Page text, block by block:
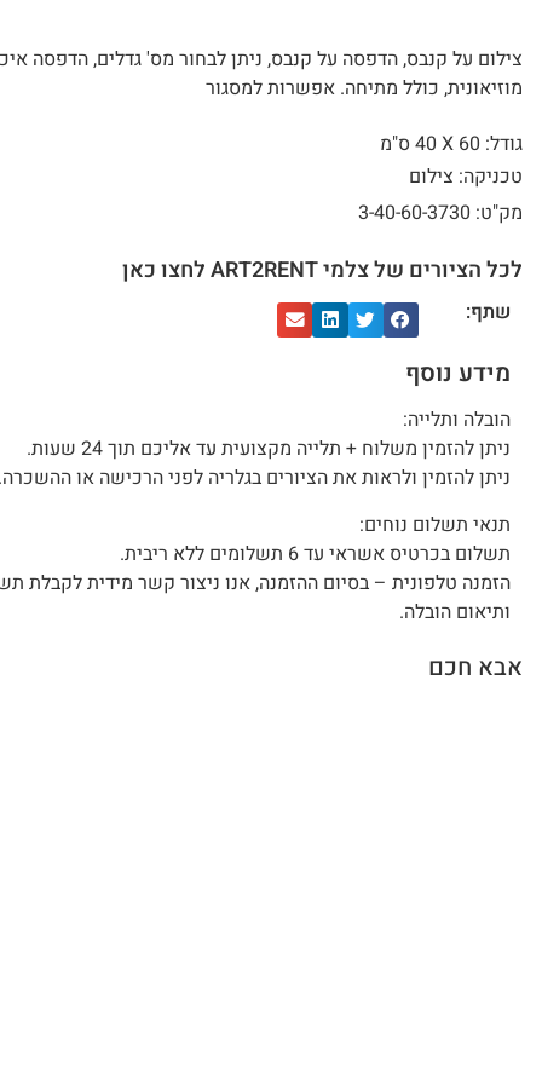
צילום על קנבס, הדפסה על קנבס, ניתן לבחור מס' גדלים, הדפסה
מוזיאונית, כולל מתיחה. אפשרות למסגור
גודל: 60 X
40 ס"מ
טכניקה: צילום
מק"ט: 3-40-60-3730
לכל הציורים של צלמי ART2RENT לחצו כאן
שתף:
מידע נוסף
הובלה ותלייה:
ניתן להזמין משלוח + תלייה מקצועית עד אליכם תוך 24 שעות.
ניתן להזמין ולראות את הציורים בגלריה לפני הרכישה או
תנאי תשלום נוחים:
תשלום בכרטיס אשראי עד 6 תשלומים ללא ריבית.
הזמנה טלפונית – בסיום ההזמנה, אנו ניצור קשר מידית לקבלת
ותיאום הובלה.
אבא חכם